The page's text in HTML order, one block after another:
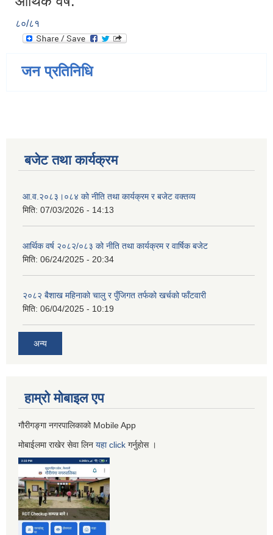
८०/८१
जन प्रतिनिधि
बजेट तथा कार्यक्रम
आ.व.२०८३।०८४ को नीति तथा कार्यक्रम र बजेट वक्तव्य
मिति: 07/03/2026 - 14:13
आर्थिक वर्ष २०८२/०८३ को नीति तथा कार्यक्रम र वार्षिक बजेट
मिति: 06/24/2025 - 20:34
२०८२ बैशाख महिनाको चालु र पुँजिगत तर्फको खर्चको फाँटवारी
मिति: 06/04/2025 - 10:19
अन्य
हाम्रो माेबाइल एप
गौरीगङ्गा नगरपालिकाको Mobile App
मोबाईलमा राखेर सेवा लिन यहाclick गर्नुहाेस ।